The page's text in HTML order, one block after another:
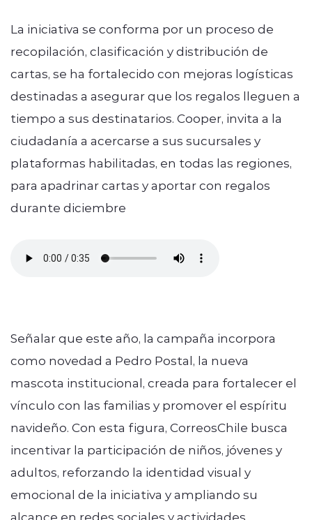
La iniciativa se conforma por un proceso de
recopilación, clasificación y distribución de
cartas, se ha fortalecido con mejoras logísticas
destinadas a asegurar que los regalos lleguen a
tiempo a sus destinatarios. Cooper, invita a la
ciudadanía a acercarse a sus sucursales y
plataformas habilitadas, en todas las regiones,
para apadrinar cartas y aportar con regalos
durante diciembre
Señalar que este año, la campaña incorpora
como novedad a Pedro Postal, la nueva
mascota institucional, creada para fortalecer el
vínculo con las familias y promover el espíritu
navideño. Con esta figura, CorreosChile busca
incentivar la participación de niños, jóvenes y
adultos, reforzando la identidad visual y
emocional de la iniciativa y ampliando su
alcance en redes sociales y actividades